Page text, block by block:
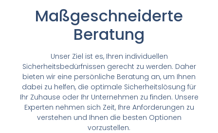
Maßgeschneiderte
Beratung
Unser Ziel ist es, Ihren individuellen
Sicherheitsbedürfnissen gerecht zu werden. Daher
bieten wir eine persönliche Beratung an, um Ihnen
dabei zu helfen, die optimale Sicherheitslösung für
Ihr Zuhause oder Ihr Unternehmen zu finden. Unsere
Experten nehmen sich Zeit, Ihre Anforderungen zu
verstehen und Ihnen die besten Optionen
vorzustellen.